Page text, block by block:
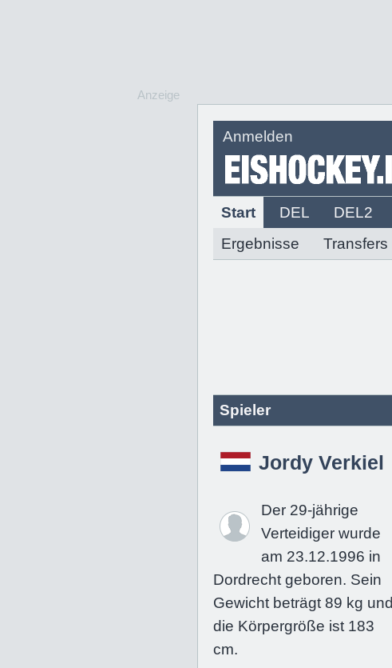
Anmelden
Start DEL DEL2
Ergebnisse
Transfers
Anzeige
Spieler
Jordy Verkiel
Der 29-jährige
Verteidiger wurde
am 23.12.1996 in
Dordrecht geboren. Sein
Gewicht beträgt 89 kg und
die Körpergröße ist 183
cm.